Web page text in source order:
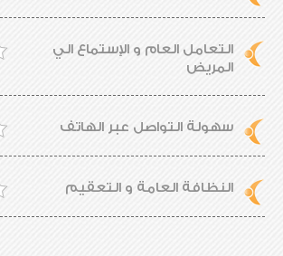
التعامل العام و الإستماع الي
المريض
سهولة التواصل عبر الهاتف
النظافة العامة و التعقيم